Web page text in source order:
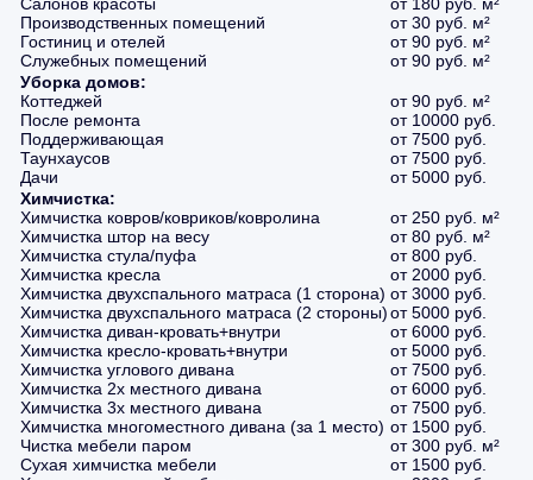
Производственных помещений
от 30 руб. м²
Гостиниц и отелей
от 90 руб. м²
Служебных помещений
от 90 руб. м²
Уборка домов:
Коттеджей
от 90 руб. м²
После ремонта
от 10000 руб.
Поддерживающая
от 7500 руб.
Таунхаусов
от 7500 руб.
Дачи
от 5000 руб.
Химчистка:
Химчистка ковров/ковриков/ковролина
от 250 руб. м²
Химчистка штор на весу
от 80 руб. м²
Химчистка стула/пуфа
от 800 руб.
Химчистка кресла
от 2000 руб.
Химчистка двухспального матраса (1 сторона) от 3000 руб.
Химчистка двухспального матраса (2 стороны)от 5000 руб.
Химчистка диван-кровать+внутри
от 6000 руб.
Химчистка кресло-кровать+внутри
от 5000 руб.
Химчистка углового дивана
от 7500 руб.
Химчистка 2х местного дивана
от 6000 руб.
Химчистка 3х местного дивана
от 7500 руб.
Химчистка многоместного дивана (за 1 место) от 1500 руб.
Чистка мебели паром
от 300 руб. м²
Сухая химчистка мебели
от 1500 руб.